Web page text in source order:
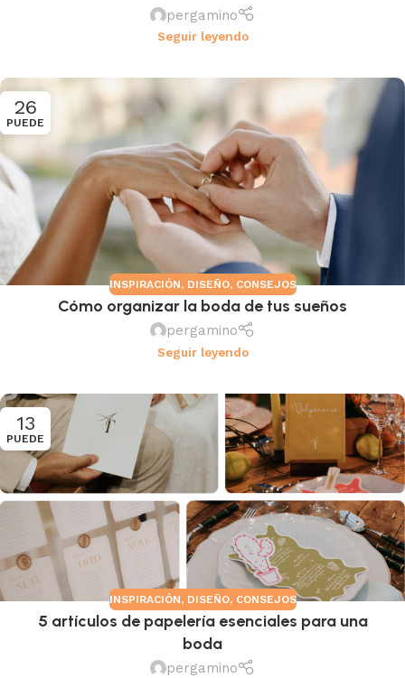
pergamino
Seguir leyendo
26
PUEDE
INSPIRACIÓN, DISEÑO, CONSEJOS
Cómo organizar la boda de tus sueños
pergamino
Seguir leyendo
13
PUEDE
INSPIRACIÓN, DISEÑO, CONSEJOS
5 artículos de papelería esenciales para una
boda
pergamino